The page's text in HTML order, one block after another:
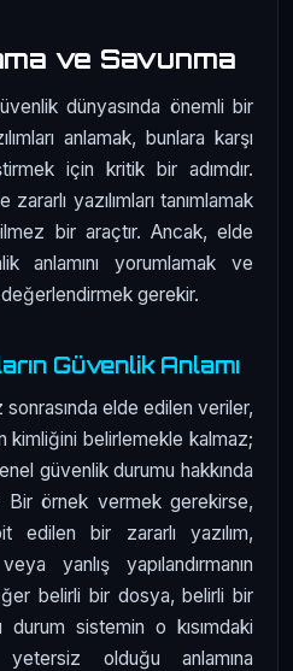
ve Savunma
dünyasında önemli bir
anlamak, bunlara karşı
için kritik bir adımdır.
yazılımları tanımlamak
bir araçtır. Ancak, elde
anlamını yorumlamak ve
gerekir.
Güvenlik Anlamı
sonrasında elde edilen veriler,
kimliğini belirlemekle kalmaz;
güvenlik durumu hakkında
Bir örnek vermek gerekirse,
edilen bir zararlı yazılım,
yanlış yapılandırmanın
belirli bir dosya, belirli bir
sistemin o kısımdaki
yetersiz olduğu anlamına